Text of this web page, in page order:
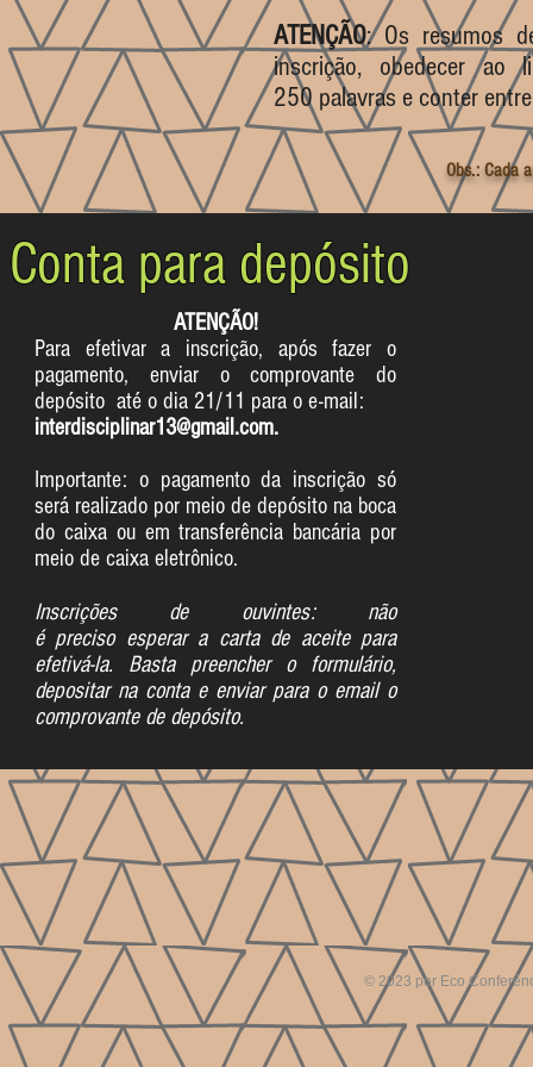
Conta para depósito
ATENÇÃO!
Para efetivar a inscrição, após fazer o
pagamento, enviar o comprovante do
depósito até o dia 21/11 para o e-mail:
interdisciplinar13@gmail.com.
Importante: o pagamento da inscrição só
será realizado por meio de depósito na boca
do caixa ou em transferência bancária por
meio de caixa eletrônico.
Inscrições de ouvintes: não
é preciso esperar a carta de aceite para
efetivá-la. Basta preencher o formulário,
depositar na conta e enviar para o email o
comprovante de depósito.
Obs.: Cada
ATENÇÃO: Os resumos
inscrição, obedecer
250 palavras e conter
© 2023 por Eco